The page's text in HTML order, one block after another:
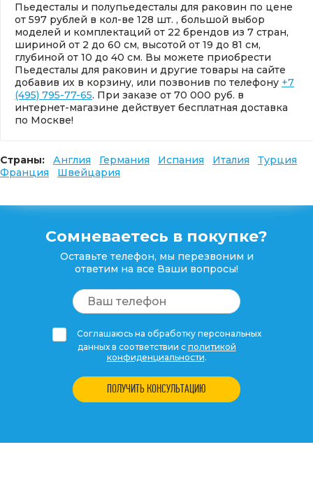
Пьедесталы и полупьедесталы для раковин по цене
от 597 рублей в кол-ве 128 шт. , большой выбор
моделей и комплектаций от 22 брендов из 7 стран,
шириной от 2 до 60 см, высотой от 19 до 81 см,
глубиной от 10 до 40 см. Вы можете приобрести
Пьедесталы для раковин и другие товары на сайте
добавив их в корзину, или позвонив по телефону +7
(495) 795-77-65. При заказе от 70 000 руб. в
интернет-магазине действует бесплатная доставка
по Москве!
Страны: Англия Германия Испания Италия
Турция
Франция
Швейцария
Сомневаетесь в покупке?
Оставьте телефон, мы перезвоним и
ответим на все Ваши вопросы!
Соглашаюсь на обработку персональных
данных в соответствии с политикой
конфиденциальности.
ПОЛУЧИТЬ КОНСУЛЬТАЦИЮ